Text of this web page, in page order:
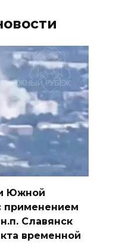
Южной
применением
Славянск
временной